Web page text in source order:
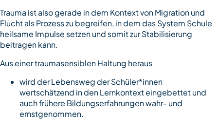
Trauma ist also gerade in dem Kontext von Migration und
Flucht als Prozess zu begreifen, in dem das System Schule
heilsame Impulse setzen und somit zur Stabilisierung
beitragen kann.
Aus einer traumasensiblen Haltung heraus
wird der Lebensweg der Schüler*innen
wertschätzend in den Lernkontext eingebettet und
auch frühere Bildungserfahrungen wahr- und
ernstgenommen.